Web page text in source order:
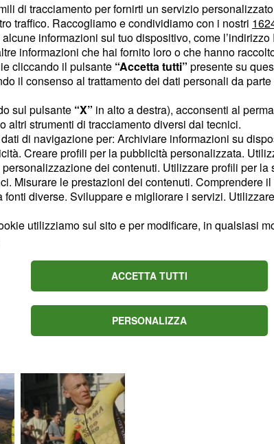
Brose Basket
venerdì 13 dicembre,
20.30, affronta i
che in caso di
16 di Eurolega.
si sono già
in trasferta.
seguire illive
l'applicazione Sky
Content sponsored by Outbrain
di tracciamento per fornirti un servizio
traffico. Raccogliamo e condividiamo con i nostri
informazioni sul tuo dispositivo, come
informazioni che hai fornito loro o che hanno
cliccando il pulsante “Accetta tutti” presente su
il consenso al trattamento dei dati personali da
sul pulsante “X” in alto a destra), acconsenti al
altri strumenti di tracciamento diversi dai tecnici.
di navigazione per: Archiviare informazioni su
Creare profili per la pubblicità personalizzata.
dei contenuti. Utilizzare profili per
Misurare le prestazioni dei contenuti. Comprendere
diverse. Sviluppare e migliorare i servizi.
utilizziamo sul sito e per modificare, in qualsiasi
ACCETTA TUTTI
PERSONALIZZA